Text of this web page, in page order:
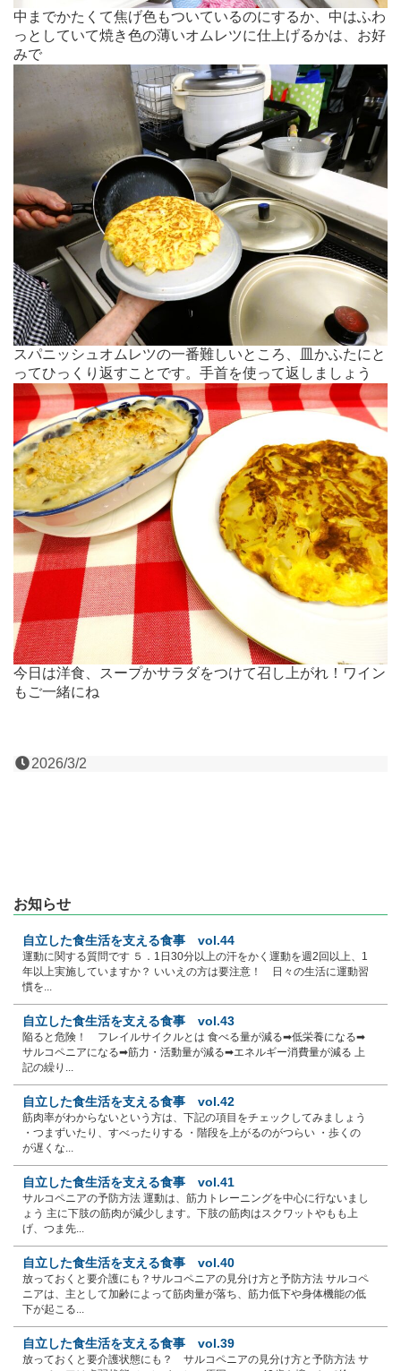
中までかたくて焦げ色もついているのにするか、中はふわ
っとしていて焼き色の薄いオムレツに仕上げるかは、お好
みで
スパニッシュオムレツの一番難しいところ、皿かふたにと
ってひっくり返すことです。手首を使って返しましょう
今日は洋食、スープかサラダをつけて召し上がれ！ワイン
もご一緒にね
2026/3/2
お知らせ
自立した食生活を支える食事 vol.44
運動に関する質問です ５．1日30分以上の汗をかく運動を週2回以上、1
年以上実施していますか？ いいえの方は要注意！ 日々の生活に運動習
慣を...
自立した食生活を支える食事 vol.43
陥ると危険！ フレイルサイクルとは 食べる量が減る➡低栄養になる➡
サルコペニアになる➡筋力・活動量が減る➡エネルギー消費量が減る 上
記の繰り...
自立した食生活を支える食事 vol.42
筋肉率がわからないという方は、下記の項目をチェックしてみましょう
・つまずいたり、すべったりする ・階段を上がるのがつらい ・歩くの
が遅くな...
自立した食生活を支える食事 vol.41
サルコペニアの予防方法 運動は、筋力トレーニングを中心に行ないまし
ょう 主に下肢の筋肉が減少します。下肢の筋肉はスクワットやもも上
げ、つま先...
自立した食生活を支える食事 vol.40
放っておくと要介護にも？サルコペニアの見分け方と予防方法 サルコペ
ニアは、主として加齢によって筋肉量が落ち、筋力低下や身体機能の低
下が起こる...
自立した食生活を支える食事 vol.39
放っておくと要介護状態にも？ サルコペニアの見分け方と予防方法 サ